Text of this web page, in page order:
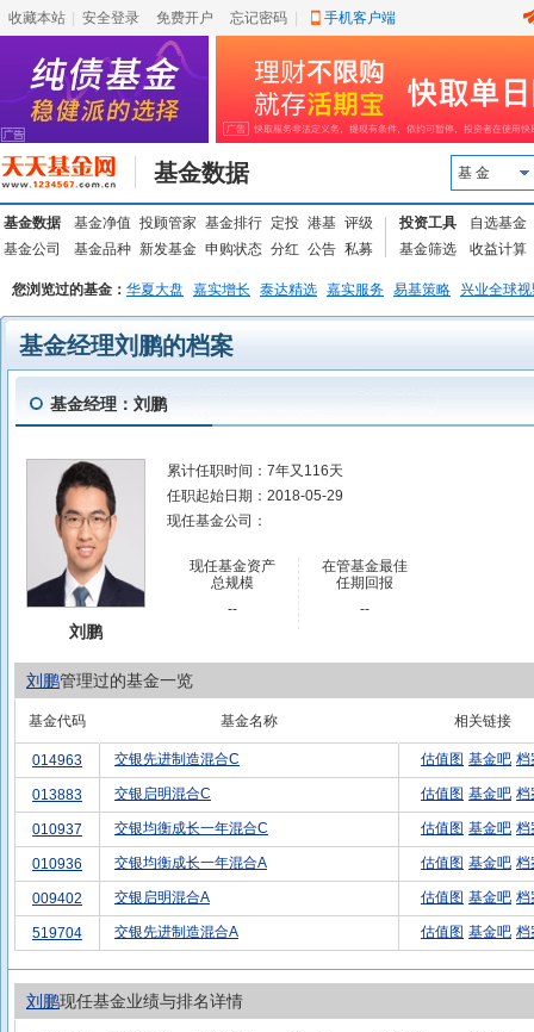
收藏本站 安全登录 免费开户 忘记密码 手机客户端
基金数据 基 金
基金数据 基金净值 投顾管家 基金排行 定投 港基 评级
基金公司
基金品种 新发基金 申购状态 分红 公告 私募
投资工具
自选基金
基金筛选
收益计算
您浏览过的基金： 华夏大盘 嘉实增长 泰达精选 嘉实服务 易基策略 兴业全球
基金经理刘鹏的档案
基金经理：刘鹏
刘鹏
累计任职时间： 7年又116天
任职起始日期： 2018-05-29
现任基金公司：
现任基金资产
总规模
--
在管基金最佳
任期回报
--
刘鹏管理过的基金一览
基金代码 基金名称 相关链接
014963 交银先进制造混合C 估值图 基金吧 档
013883 交银启明混合C 估值图 基金吧 档
010937 交银均衡成长一年混合C 估值图 基金吧 档
010936 交银均衡成长一年混合A 估值图 基金吧 档
009402 交银启明混合A 估值图 基金吧 档
519704 交银先进制造混合A 估值图 基金吧 档
刘鹏现任基金业绩与排名详情